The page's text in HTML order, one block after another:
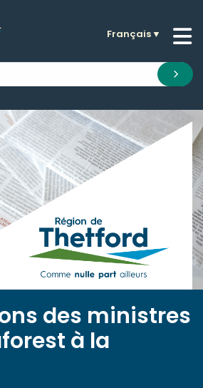
)
)
)
Français▼
des ministres
à la